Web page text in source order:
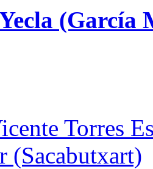
Yecla
Torres
(Sacabutxart)